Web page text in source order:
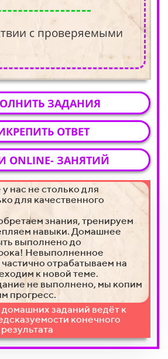
с проверяемыми
Задание 2
ЗАДАНИЯ
ОТВЕТ
ONLINE- ЗАНЯТИЙ
нас не столько для
для качественного
знания, тренируем
навыки. Домашнее
выполнено до
Невыполненное
отрабатываем на
к новой теме.
не выполнено, мы копим
прогресс.
заданий ведёт к
конечного
результата